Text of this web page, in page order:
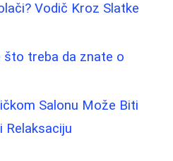
Vodič Kroz Slatke
što treba da znate o
Salonu Može Biti
Relaksaciju